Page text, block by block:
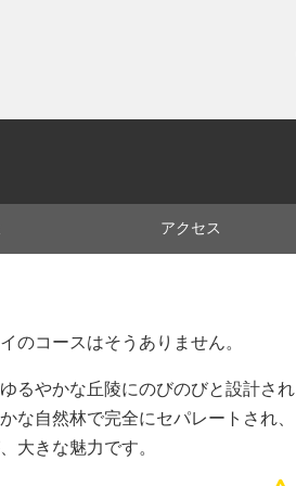
アクセス
のコースはそうありません。
るやかな丘陵にのびのびと設計され
な自然林で完全にセパレートされ、
大きな魅力です。